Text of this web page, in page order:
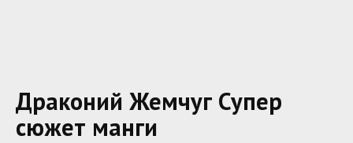
Драконий Жемчуг Супер
сюжет манги